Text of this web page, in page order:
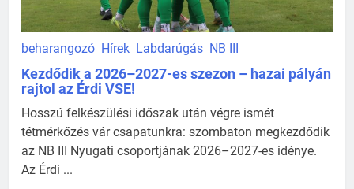
beharangozó Hírek Labdarúgás NB III
Kezdődik a 2026–2027-es szezon – hazai pályán
rajtol az Érdi VSE!
Hosszú felkészülési időszak után végre ismét
tétmérkőzés vár csapatunkra: szombaton megkezdődik
az NB III Nyugati csoportjának 2026–2027-es idénye.
Az Érdi ...